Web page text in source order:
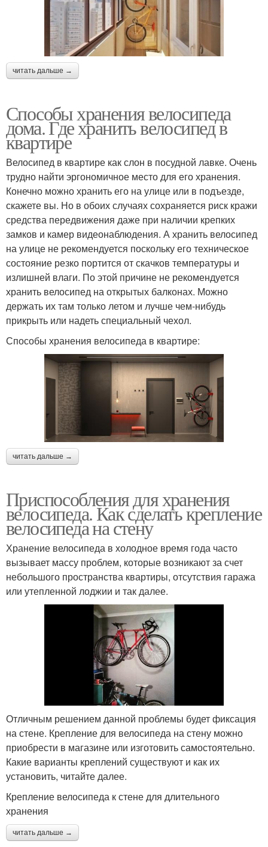
читать дальше →
Способы хранения велосипеда
дома. Где хранить велосипед в
квартире
Велосипед в квартире как слон в посудной лавке. Очень
трудно найти эргономичное место для его хранения.
Конечно можно хранить его на улице или в подъезде,
скажете вы. Но в обоих случаях сохраняется риск кражи
средства передвижения даже при наличии крепких
замков и камер видеонаблюдения. А хранить велосипед
на улице не рекомендуется поскольку его техническое
состояние резко портится от скачков температуры и
излишней влаги. По этой причине не рекомендуется
хранить велосипед на открытых балконах. Можно
держать их там только летом и лучше чем-нибудь
прикрыть или надеть специальный чехол.
Способы хранения велосипеда в квартире:
читать дальше →
Приспособления для хранения
велосипеда. Как сделать крепление
велосипеда на стену
Хранение велосипеда в холодное время года часто
вызывает массу проблем, которые возникают за счет
небольшого пространства квартиры, отсутствия гаража
или утепленной лоджии и так далее.
Отличным решением данной проблемы будет фиксация
на стене. Крепление для велосипеда на стену можно
приобрести в магазине или изготовить самостоятельно.
Какие варианты креплений существуют и как их
установить, читайте далее.
Крепление велосипеда к стене для длительного
хранения
читать дальше →